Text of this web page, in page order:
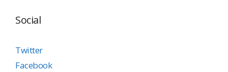
Social
Twitter
Facebook